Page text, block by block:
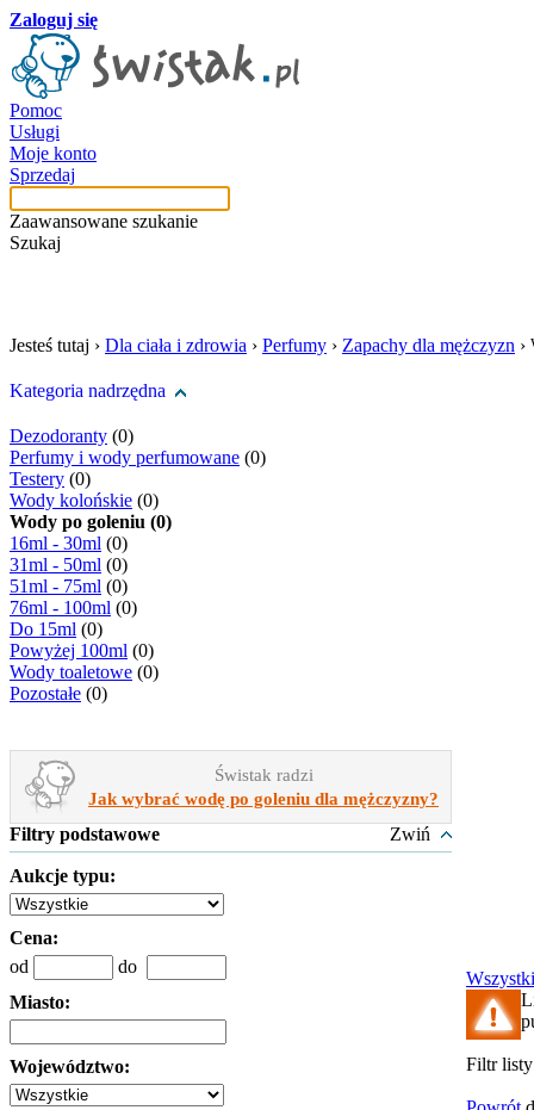
Zaloguj się
Pomoc
Usługi
Moje konto
Sprzedaj
Zaawansowane szukanie
Szukaj
Jesteś tutaj › Dla ciała i zdrowia › Perfumy › Zapachy dla mężczyzn ›
Kategoria nadrzędna
Dezodoranty (0)
Perfumy i wody perfumowane (0)
Testery (0)
Wody kolońskie (0)
Wody po goleniu (0)
16ml - 30ml (0)
31ml - 50ml (0)
51ml - 75ml (0)
76ml - 100ml (0)
Do 15ml (0)
Powyżej 100ml (0)
Wody toaletowe (0)
Pozostałe (0)
Świstak radzi
Jak wybrać wodę po goleniu dla mężczyzny?
Filtry podstawowe Zwiń
Aukcje typu:
Cena:
od
do
Miasto:
Województwo: Filtr